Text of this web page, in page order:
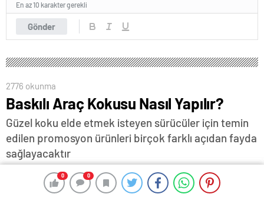
0 0
Gönder
En az 10 karakter gerekli
2776 okunma
Baskılı Araç Kokusu Nasıl Yapılır?
Güzel koku elde etmek isteyen sürücüler için temin
edilen promosyon ürünleri birçok farklı açıdan fayda
sağlayacaktır
News 17 Ocak 2024 12:18
0 0